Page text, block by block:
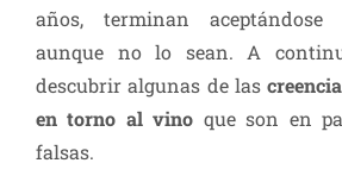
años, terminan aceptándose
aunque no lo sean. A
descubrir algunas de las
en torno al vino que son en
falsas.